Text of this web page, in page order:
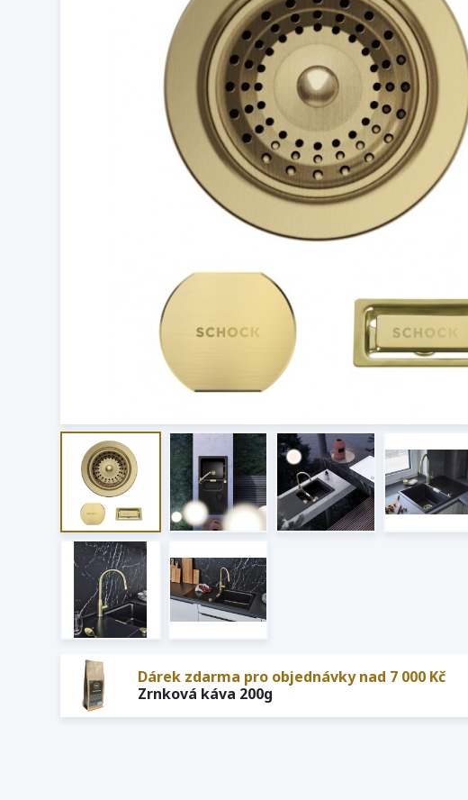
Dárek zdarma pro objednávky nad 7 000 Kč
Zrnková káva 200g